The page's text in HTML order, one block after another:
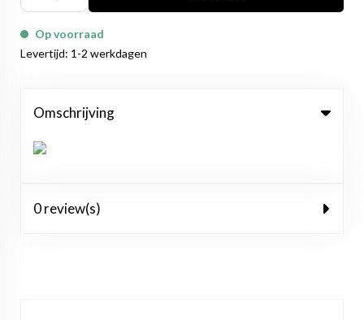
Op voorraad
Levertijd: 1-2 werkdagen
Omschrijving
0 review(s)